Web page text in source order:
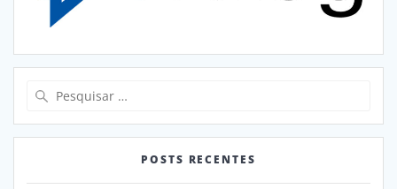
POSTS RECENTES